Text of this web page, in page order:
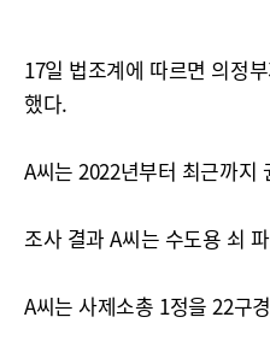
17일 법조계에 따르면 의정
했다.
A씨는 2022년부터 최근까지
조사 결과 A씨는 수도용 쇠
A씨는 사제소총 1정을 22구